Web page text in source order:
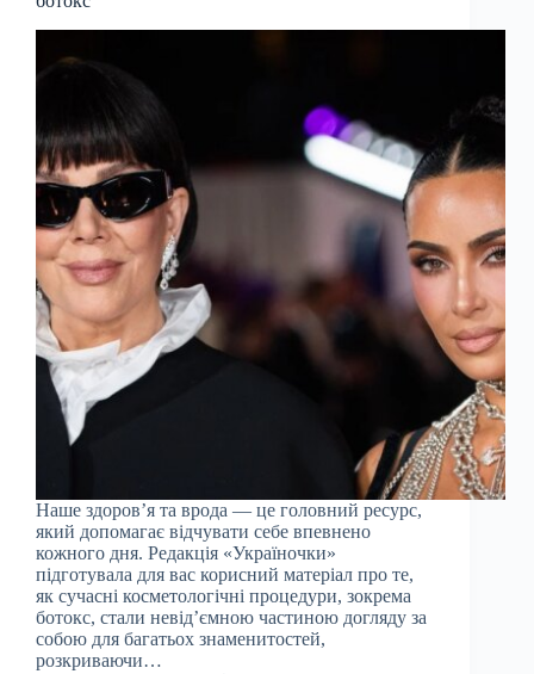
Наше здоров’я та врода — це головний ресурс,
який допомагає відчувати себе впевнено
кожного дня. Редакція «Україночки»
підготувала для вас корисний матеріал про те,
як сучасні косметологічні процедури, зокрема
ботокс, стали невід’ємною частиною догляду за
собою для багатьох знаменитостей,
розкриваючи…